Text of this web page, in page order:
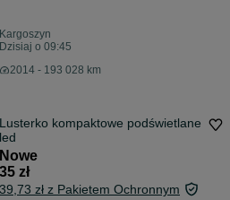
Kargoszyn
Dzisiaj o 09:45
2014 - 193 028 km
Lusterko kompaktowe podświetlane
led
Nowe
35 zł
39,73 zł z Pakietem Ochronnym